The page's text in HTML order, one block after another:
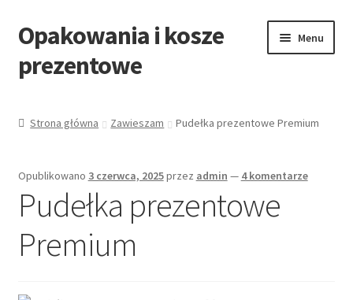
Przejdź
do
nawigacji
Przejdź
do
treści
Opakowania i kosze
prezentowe
Menu
All Categories w/o Products Shortcode
Strona główna Zawieszam Pudełka prezentowe Premium
Opublikowano 3 czerwca, 2025przez admin — 4 komentarze
Pudełka prezentowe
Premium